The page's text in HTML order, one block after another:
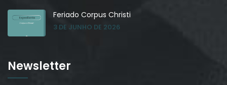
Feriado Corpus Christi
3 DE JUNHO DE 2026
Newsletter